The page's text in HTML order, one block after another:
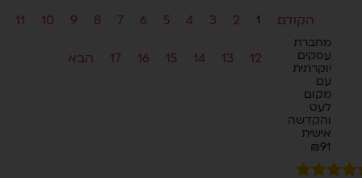
מחברת
עסקים
יוקרתית
עם
מקום
לעט
והקדשה
אישית
₪91
הקודם 1
2
3
4
5
6
7
8
9
10
11
12
13
14
15
16
17 הבא